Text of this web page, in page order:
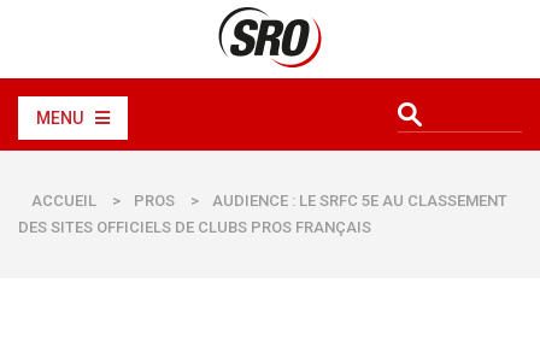
MENU
ACCUEIL > PROS >
AUDIENCE : LE SRFC 5E AU CLASSEMENT
DES SITES OFFICIELS DE CLUBS PROS FRANÇAIS